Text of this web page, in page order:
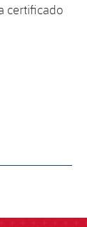
certificado